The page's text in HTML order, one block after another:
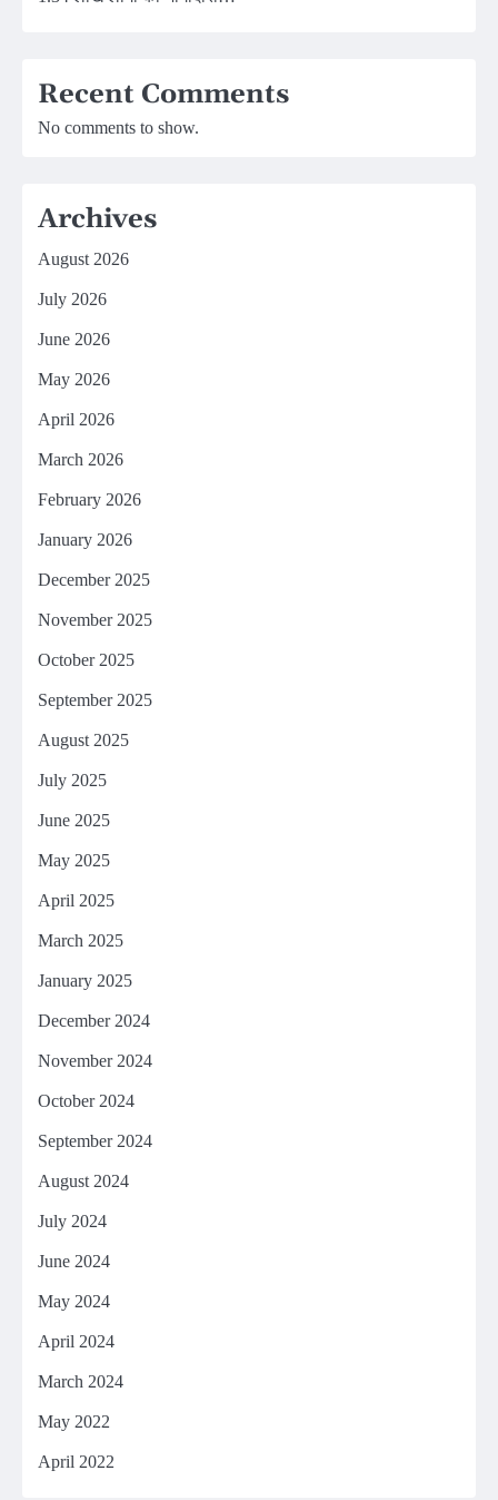
Recent Comments
No comments to show.
Archives
August 2026
July 2026
June 2026
May 2026
April 2026
March 2026
February 2026
January 2026
December 2025
November 2025
October 2025
September 2025
August 2025
July 2025
June 2025
May 2025
April 2025
March 2025
January 2025
December 2024
November 2024
October 2024
September 2024
August 2024
July 2024
June 2024
May 2024
April 2024
March 2024
May 2022
April 2022